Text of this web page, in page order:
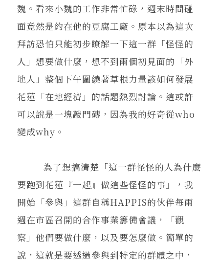
魏。看來小魏的工作非常忙碌，週末時間碰
面竟然是約在他的豆腐工廠。原本以為這次
拜訪恐怕只能初步瞭解一下這一群「怪怪的
人」想要做什麼，想不到兩個初見面的「外
地人」整個下午圍繞著草根力量該如何發展
花蓮「在地經濟」的話題熱烈討論。這或許
可以說是一塊敲門磚，因為我的好奇從who
變成why。
為了想搞清楚「這一群怪怪的人為什麼
要跑到花蓮『一起』做這些怪怪的事」，我
開始「參與」這群自稱HAPPIS的伙伴每兩
週在市區召開的合作事業籌備會議，「觀
察」他們要做什麼，以及要怎麼做。簡單的
說，這就是要透過參與到特定的群體之中，